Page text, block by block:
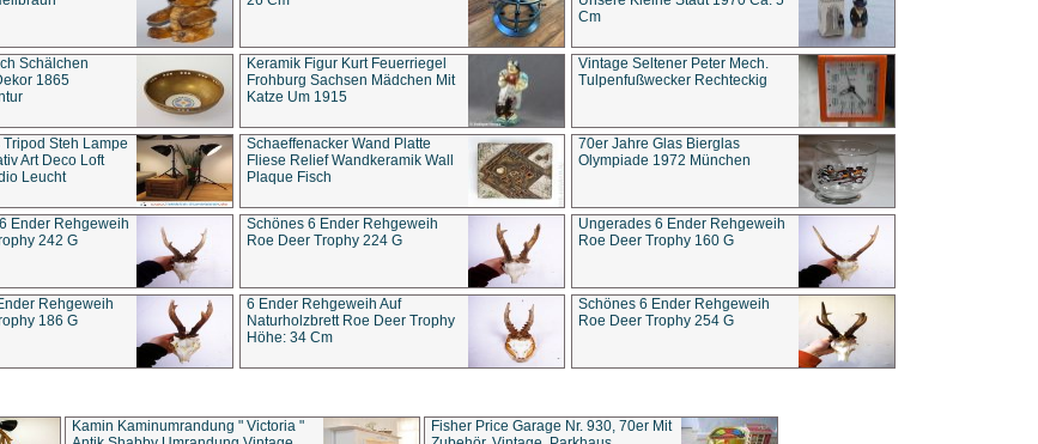
Cm
Schälchen
1865
Keramik Figur Kurt Feuerriegel
Frohburg Sachsen Mädchen Mit
Katze Um 1915
Vintage Seltener Peter Mech.
Tulpenfußwecker Rechteckig
Steh Lampe
Art Deco Loft
Leucht
Schaeffenacker Wand Platte
Fliese Relief Wandkeramik Wall
Plaque Fisch
70er Jahre Glas Bierglas
Olympiade 1972 München
Ender Rehgeweih
242 G
Schönes 6 Ender Rehgeweih
Roe Deer Trophy 224 G
Ungerades 6 Ender Rehgeweih
Roe Deer Trophy 160 G
Rehgeweih
186 G
6 Ender Rehgeweih Auf
Naturholzbrett Roe Deer Trophy
Höhe: 34 Cm
Schönes 6 Ender Rehgeweih
Roe Deer Trophy 254 G
Kamin Kaminumrandung " Victoria "
Fisher Price Garage Nr. 930, 70er Mit